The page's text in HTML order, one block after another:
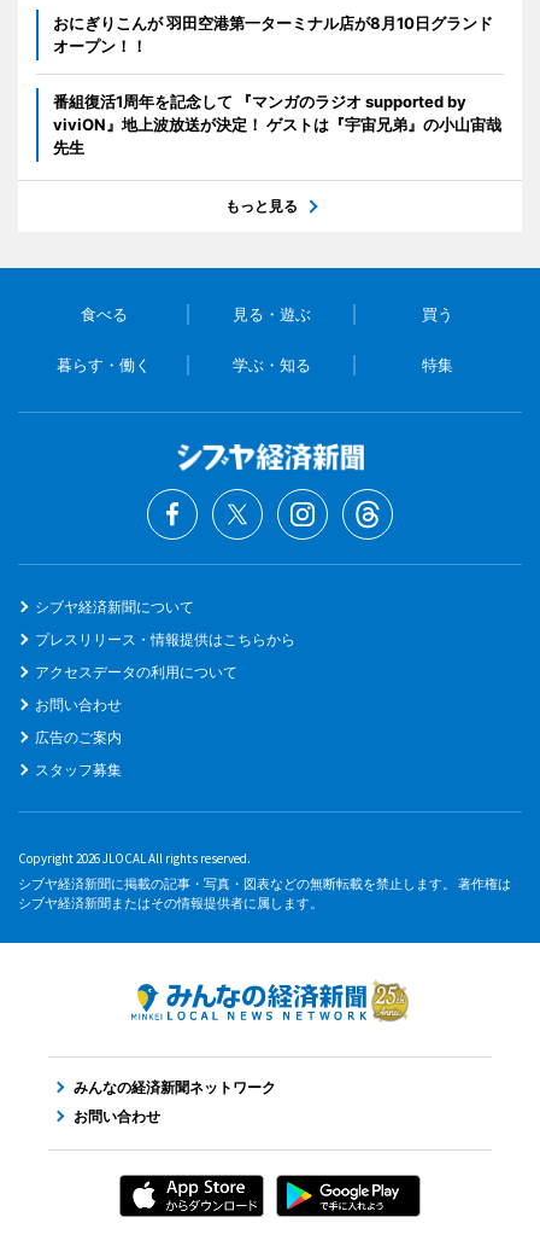
おにぎりこんが 羽田空港第一ターミナル店が8月10日グランド
オープン！！
番組復活1周年を記念して 『マンガのラジオ supported by
viviON』地上波放送が決定！ ゲストは『宇宙兄弟』の小山宙哉
先生
もっと見る
食べる 見る・遊ぶ 買う
暮らす・働く 学ぶ・知る 特集
シブヤ経済新聞について
プレスリリース・情報提供はこちらから
アクセスデータの利用について
お問い合わせ
広告のご案内
スタッフ募集
Copyright 2026 JLOCAL All rights reserved.
シブヤ経済新聞に掲載の記事・写真・図表などの無断転載を禁止します。 著作権は
シブヤ経済新聞またはその情報提供者に属します。
みんなの経済新聞ネットワーク
お問い合わせ